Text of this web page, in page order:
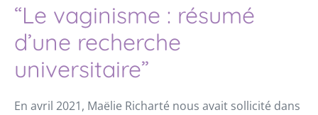
“Le vaginisme : résumé
d’une recherche
universitaire”
En avril 2021, Maëlie Richarté nous avait sollicité dans